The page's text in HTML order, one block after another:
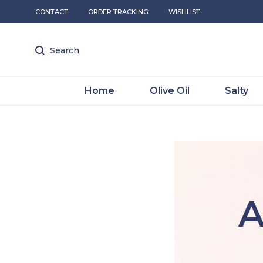
CONTACT ORDER TRACKING WISHLIST
Search
Home Olive Oil Salty